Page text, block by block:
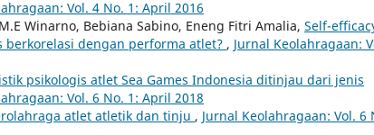
Vol. 4 No. 1: April 2016
Winarno, Bebiana Sabino, Eneng Fitri Amalia, Self-
dengan performa atlet? , Jurnal Keolahragaan:
psikologis atlet Sea Games Indonesia ditinjau dari jenis
Vol. 6 No. 1: April 2018
atlet atletik dan tinju , Jurnal Keolahragaan: Vol. 6